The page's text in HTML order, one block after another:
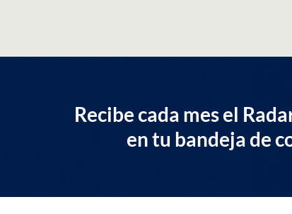
Recibe cada mes el
en tu bandeja de